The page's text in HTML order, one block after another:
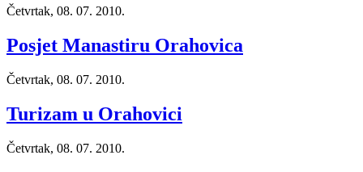
Četvrtak, 08. 07. 2010.
Posjet Manastiru Orahovica
Četvrtak, 08. 07. 2010.
Turizam u Orahovici
Četvrtak, 08. 07. 2010.